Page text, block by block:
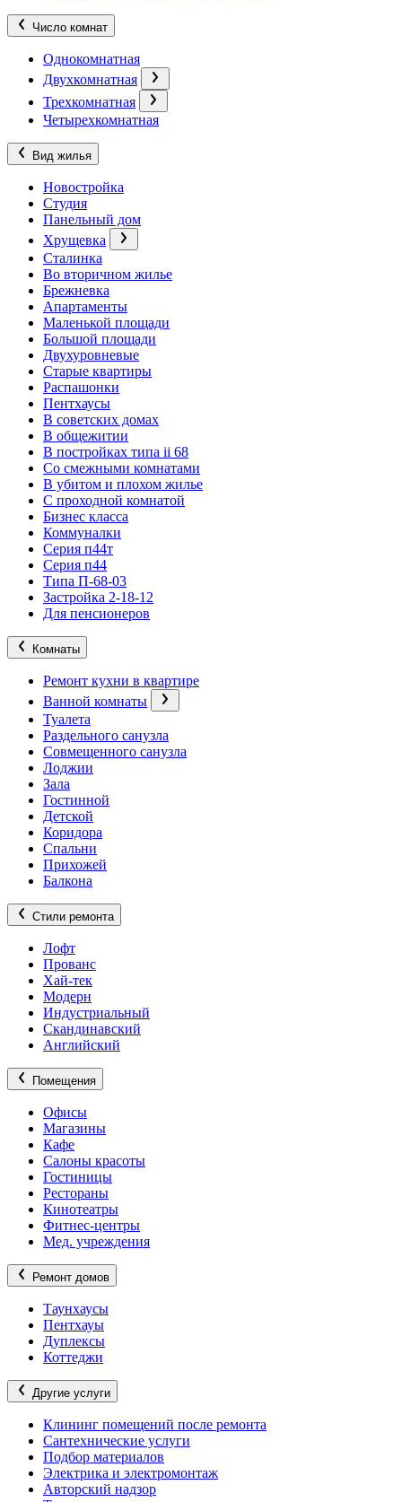
Число комнат
Однокомнатная
Двухкомнатная
Трехкомнатная
Четырехкомнатная
Вид жилья
Новостройка
Студия
Панельный дом
Хрущевка
Сталинка
Во вторичном жилье
Брежневка
Апартаменты
Маленькой площади
Большой площади
Двухуровневые
Старые квартиры
Распашонки
Пентхаусы
В советских домах
В общежитии
В постройках типа ii 68
Со смежными комнатами
В убитом и плохом жилье
С проходной комнатой
Бизнес класса
Коммуналки
Серия п44т
Серия п44
Типа П-68-03
Застройка 2-18-12
Для пенсионеров
Комнаты
Ремонт кухни в квартире
Ванной комнаты
Туалета
Раздельного санузла
Совмещенного санузла
Лоджии
Зала
Гостинной
Детской
Коридора
Спальни
Прихожей
Балкона
Стили ремонта
Лофт
Прованс
Хай-тек
Модерн
Индустриальный
Скандинавский
Английский
Помещения
Офисы
Магазины
Кафе
Салоны красоты
Гостиницы
Рестораны
Кинотеатры
Фитнес-центры
Мед. учреждения
Ремонт домов
Таунхаусы
Пентхауы
Дуплексы
Коттеджи
Другие услуги
Клининг помещений после ремонта
Сантехнические услуги
Подбор материалов
Электрика и электромонтаж
Авторский надзор